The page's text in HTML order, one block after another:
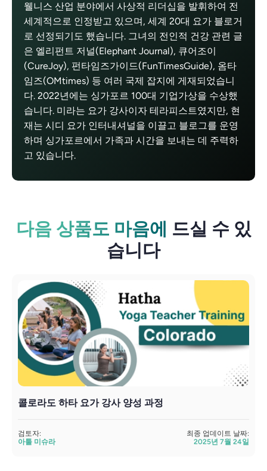
웰니스 산업 분야에서 사상적 리더십을 발휘하여 전
세계적으로 인정받고 있으며, 세계 20대 요가 블로거
로 선정되기도 했습니다. 그녀의 전인적 건강 관련 글
은 엘리펀트 저널(Elephant Journal), 큐어조이
(CureJoy), 펀타임즈가이드(FunTimesGuide), 옴타
임즈(OMtimes) 등 여러 국제 잡지에 게재되었습니
다. 2022년에는 싱가포르 100대 기업가상을 수상했
습니다. 미라는 요가 강사이자 테라피스트였지만, 현
재는 시디 요가 인터내셔널을 이끌고 블로그를 운영
하며 싱가포르에서 가족과 시간을 보내는 데 주력하
고 있습니다.
다음 상품도 마음에 드실 수 있
습니다
콜로라도 하타 요가 강사 양성 과정
검토자:
아툴 미슈라
최종 업데이트 날짜:
2025년 7월 24일